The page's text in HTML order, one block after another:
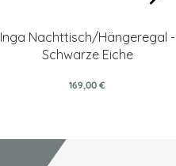
Inga Nachttisch/Hängeregal -
Schwarze Eiche
169,00 €